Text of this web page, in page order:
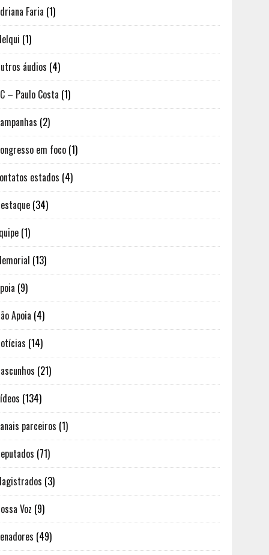
Faria (1)
(1)
áudios (4)
– Paulo Costa (1)
(2)
em foco (1)
estados (4)
(34)
(1)
(13)
(9)
Apoia (4)
(14)
(21)
(134)
parceiros (1)
(71)
(3)
Voz (9)
(49)